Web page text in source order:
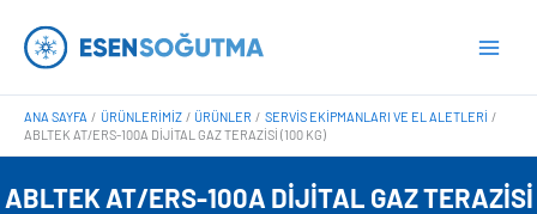
atla
ANA SAYFA ÜRÜNLERIMIZ ÜRÜNLER
SERVIS EKIPMANLARI VE EL ALETLERI
ABLTEK AT/ERS-100A DIJITAL GAZ TERAZISI (100 KG)
ABLTEK AT/ERS-100A DIJITAL GAZ TERAZISI